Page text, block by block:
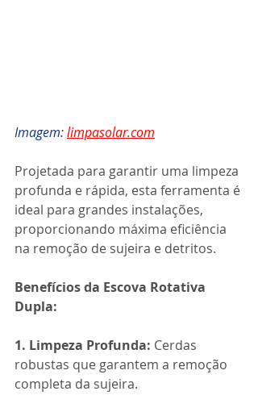
Imagem: limpasolar.com
Projetada para garantir uma limpeza
profunda e rápida, esta ferramenta é
ideal para grandes instalações,
proporcionando máxima eficiência
na remoção de sujeira e detritos.
Benefícios da Escova Rotativa
Dupla:
1. Limpeza Profunda: Cerdas
robustas que garantem a remoção
completa da sujeira.